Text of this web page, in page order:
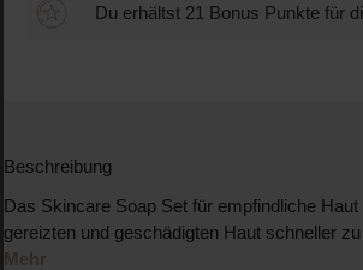
Du erhältst 21 Bonus Punkte für
Beschreibung
Das Skincare Soap Set für empfindliche Haut
gereizten und geschädigten Haut schneller
Mehr